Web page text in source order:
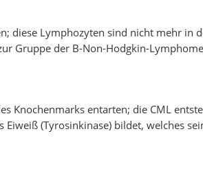
diese Lymphozyten sind nicht mehr
Gruppe der B-Non-Hodgkin-
Knochenmarks entarten; die CML
(Tyrosinkinase) bildet, welches